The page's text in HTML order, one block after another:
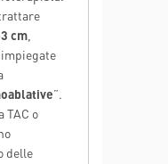
cm
”.
TAC o
delle